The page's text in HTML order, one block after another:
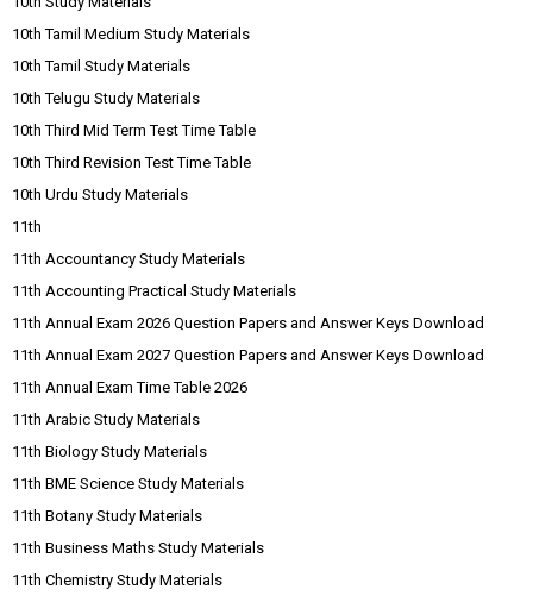
10th Tamil Medium Study Materials
10th Tamil Study Materials
10th Telugu Study Materials
10th Third Mid Term Test Time Table
10th Third Revision Test Time Table
10th Urdu Study Materials
11th
11th Accountancy Study Materials
11th Accounting Practical Study Materials
11th Annual Exam 2026 Question Papers and Answer Keys Download
11th Annual Exam 2027 Question Papers and Answer Keys Download
11th Annual Exam Time Table 2026
11th Arabic Study Materials
11th Biology Study Materials
11th BME Science Study Materials
11th Botany Study Materials
11th Business Maths Study Materials
11th Chemistry Study Materials